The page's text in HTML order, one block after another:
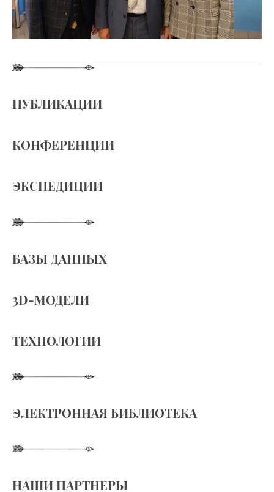
ПУБЛИКАЦИИ
КОНФЕРЕНЦИИ
ЭКСПЕДИЦИИ
БАЗЫ ДАННЫХ
3D-МОДЕЛИ
ТЕХНОЛОГИИ
ЭЛЕКТРОННАЯ БИБЛИОТЕКА
НАШИ ПАРТНЕРЫ